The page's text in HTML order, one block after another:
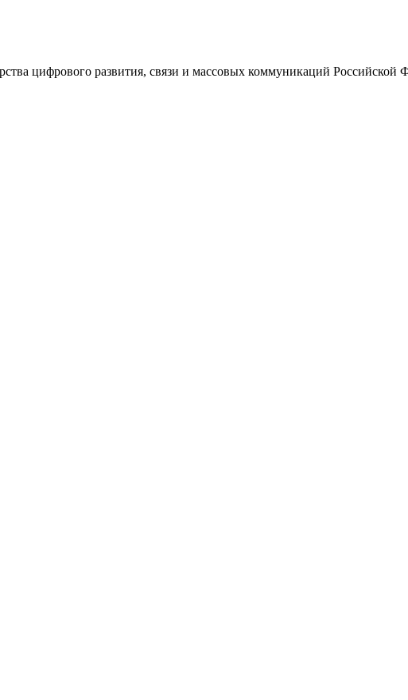
цифрового развития, связи и массовых коммуникаций Российской